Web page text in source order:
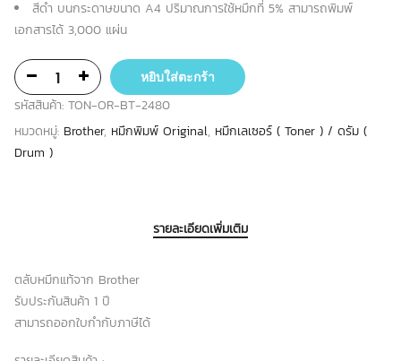
สีดำ บนกระดาษขนาด A4 ปริมาณการใช้หมึกที่ 5% สามารถพิมพ์
เอกสารได้ 3,000 แผ่น
หยิบใส่ตะกร้า
รหัสสินค้า: TON-OR-BT-2480
หมวดหมู่: Brother, หมึกพิมพ์ Original, หมึกเลเซอร์ ( Toner ) / ดรัม (
Drum )
รายละเอียดเพิ่มเติม
ตลับหมึกแท้จาก Brother
รับประกันสินค้า 1 ปี
สามารถออกใบกำกับภาษีได้